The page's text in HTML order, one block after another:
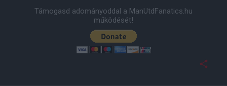
Támogasd adományoddal a ManUtdFanatics.hu
működését!